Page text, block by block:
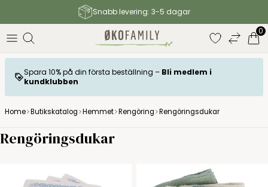
Fri frakt till paketbutik för köp över 899 SEK
0
Spara 10% på din första beställning – Bli medlem i
kundklubben
Home Butikskatalog Hemmet Rengöring Rengöringsdukar
Rengöringsdukar